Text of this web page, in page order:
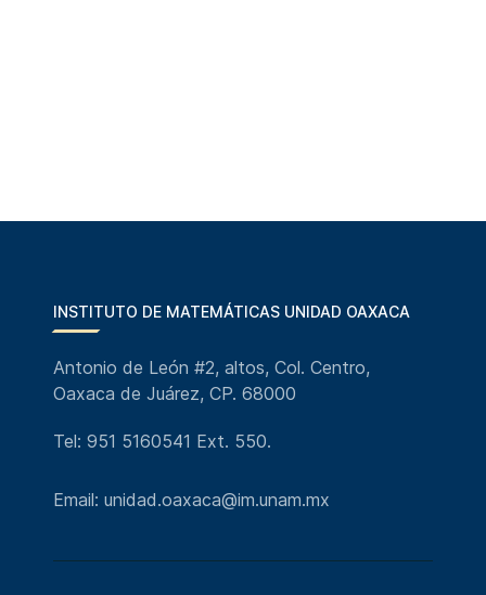
INSTITUTO DE MATEMÁTICAS UNIDAD OAXACA
Antonio de León #2, altos, Col. Centro,
Oaxaca de Juárez, CP. 68000
Tel: 951 5160541 Ext. 550.
Email: unidad.oaxaca@im.unam.mx